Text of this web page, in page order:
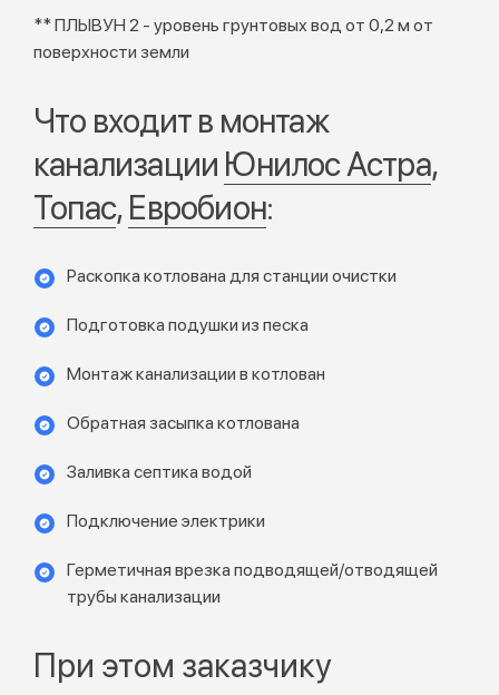
** ПЛЫВУН 2 - уровень грунтовых вод от 0,2 м от
поверхности земли
Что входит в монтаж
канализации Юнилос Астра,
Топас,Евробион:
Раскопка котлована для станции очистки
Подготовка подушки из песка
Монтаж канализации в котлован
Обратная засыпка котлована
Заливка септика водой
Подключение электрики
Герметичная врезка подводящей/отводящей
трубы канализации
При этом заказчику